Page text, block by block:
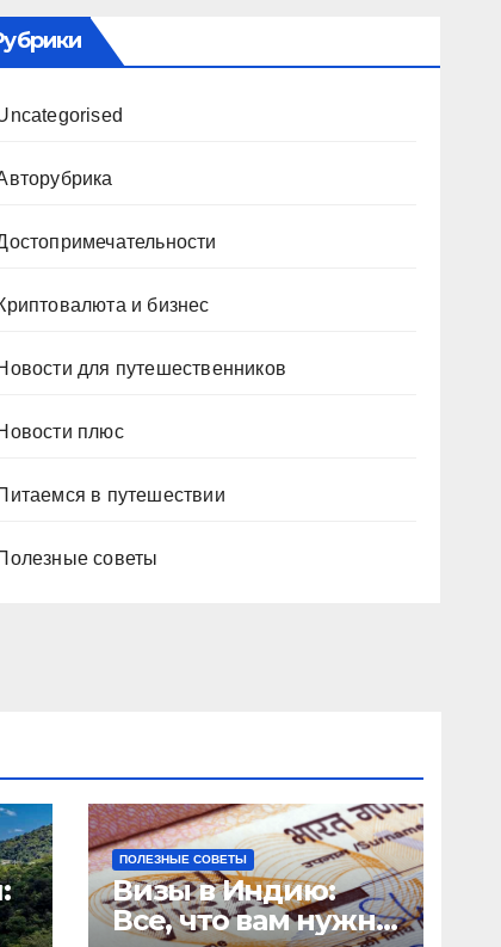
и бизнес
для путешественников
плюс
в путешествии
советы
ПОЛЕЗНЫЕ СОВЕТЫ
Визы в Индию:
Все, что вам нужно